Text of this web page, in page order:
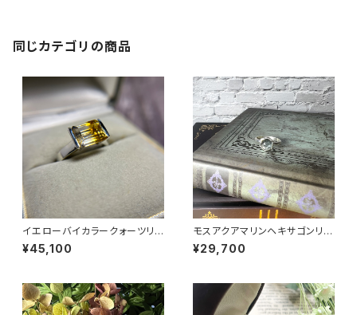
同じカテゴリの商品
イエローバイカラークォーツリン
グ RG25-260
¥45,100
モスアクアマリンヘキサゴンリン
グ RG25-257
¥29,700